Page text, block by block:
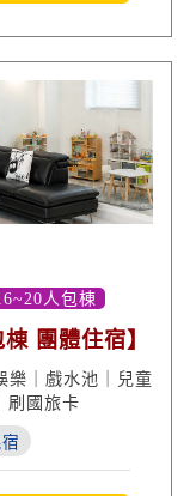
人包棟
團體住宿】
樂｜戲水池｜兒童
刷國旅卡